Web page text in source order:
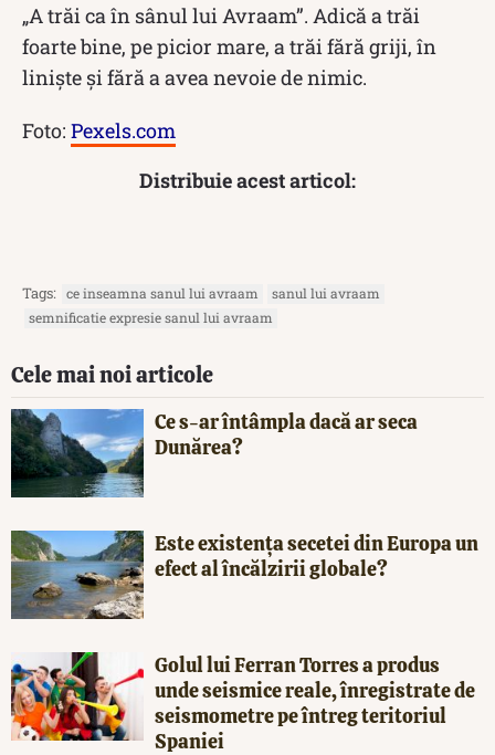
„A trăi ca în sânul lui Avraam”. Adică a trăi
foarte bine, pe picior mare, a trăi fără griji, în
liniște și fără a avea nevoie de nimic.
Foto: Pexels.com
Distribuie acest articol:
Tags: ce inseamna sanul lui avraam
sanul lui avraam
semnificatie expresie sanul lui avraam
Cele mai noi articole
Ce s-ar întâmpla dacă ar seca
Dunărea?
Este existența secetei din Europa un
efect al încălzirii globale?
Golul lui Ferran Torres a produs
unde seismice reale, înregistrate de
seismometre pe întreg teritoriul
Spaniei